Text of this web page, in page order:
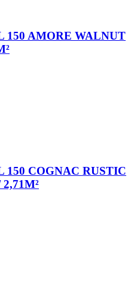
150 AMORE WALNUT
COGNAC RUSTIC